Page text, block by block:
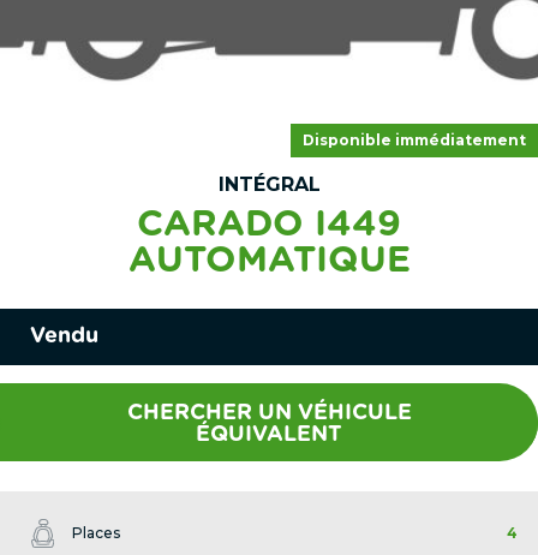
Disponible immédiatement
INTÉGRAL
CARADO I449
AUTOMATIQUE
Vendu
CHERCHER UN VÉHICULE
ÉQUIVALENT
Places 4